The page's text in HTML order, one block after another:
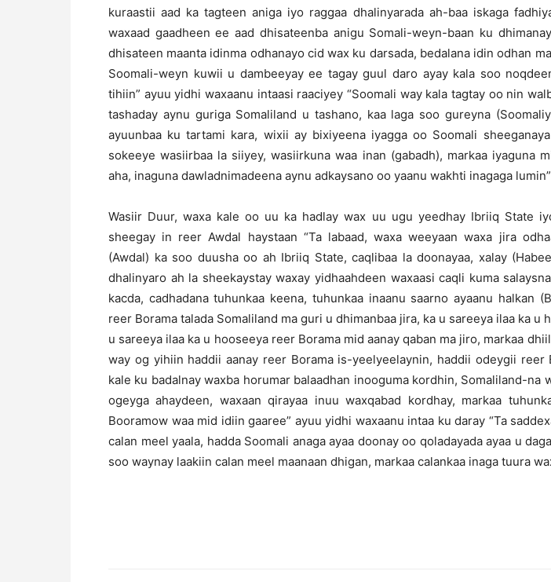
kuraastii aad ka tagteen aniga iyo raggaa dhalinyarada ah-baa iskaga
waxaad gaadheen ee aad dhisateenba anigu Somali-weyn-baan ku
dhisateen maanta idinma odhanayo cid wax ku darsada, bedalana idin odhan
Soomali-weyn kuwii u dambeeyay ee tagay guul daro ayay kala soo
tihiin” ayuu yidhi waxaanu intaasi raaciyey “Soomali way kala tagtay oo nin
tashaday aynu guriga Somaliland u tashano, kaa laga soo gureyna
ayuunbaa ku tartami kara, wixii ay bixiyeena iyagga oo Soomali
sokeeye wasiirbaa la siiyey, wasiirkuna waa inan (gabadh), markaa iyaguna
aha, inaguna dawladnimadeena aynu adkaysano oo yaanu wakhti inagaga lumin”
Wasiir Duur, waxa kale oo uu ka hadlay wax uu ugu yeedhay Ibriiq State
sheegay in reer Awdal haystaan “Ta labaad, waxa weeyaan waxa jira
(Awdal) ka soo duusha oo ah Ibriiq State, caqlibaa la doonayaa, xalay
dhalinyaro ah la sheekaystay waxay yidhaahdeen waxaasi caqli kuma
kacda, cadhadana tuhunkaa keena, tuhunkaa inaanu saarno ayaanu halkan
reer Borama talada Somaliland ma guri u dhimanbaa jira, ka u sareeya ilaa ka u
u sareeya ilaa ka u hooseeya reer Borama mid aanay qaban ma jiro, markaa
way og yihiin haddii aanay reer Borama is-yeelyeelaynin, haddii odeygii reer
kale ku badalnay waxba horumar balaadhan inooguma kordhin, Somaliland-na
ogeyga ahaydeen, waxaan qirayaa inuu waxqabad kordhay, markaa
Booramow waa mid idiin gaaree” ayuu yidhi waxaanu intaa ku daray “Ta
calan meel yaala, hadda Soomali anaga ayaa doonay oo qoladayada ayaa u
soo waynay laakiin calan meel maanaan dhigan, markaa calankaa inaga tuura